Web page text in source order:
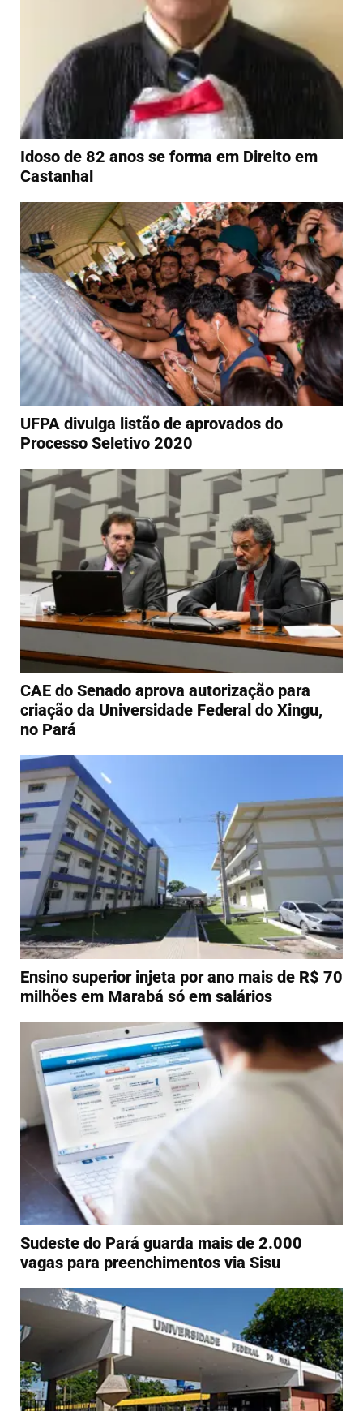
Idoso de 82 anos se forma em Direito em
Castanhal
UFPA divulga listão de aprovados do
Processo Seletivo 2020
CAE do Senado aprova autorização para
criação da Universidade Federal do Xingu,
no Pará
Ensino superior injeta por ano mais de R$ 70
milhões em Marabá só em salários
Sudeste do Pará guarda mais de 2.000
vagas para preenchimentos via Sisu